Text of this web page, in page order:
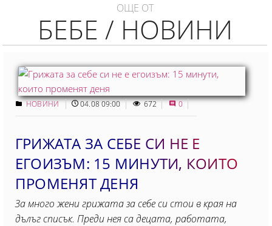
ОЩЕ ОТ
БЕБЕ / НОВИНИ
НОВИНИ 04.08 09:00 672 0
ГРИЖАТА ЗА СЕБЕ СИ НЕ Е
ЕГОИЗЪМ: 15 МИНУТИ, КОИТO
ПРОМЕНЯТ ДЕНЯ
За много жени грижата за себе си стои в края на
дълъг списък. Преди нея са децата, работата,